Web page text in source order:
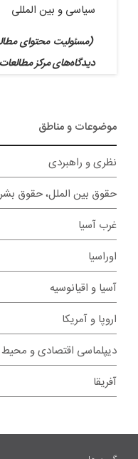
سیاسی و بین المللی
(مسئولیت محتوای
دیدگاه‌های مرکز
موضوعات و مناطق
نظری و راهبردی
حقوق بین الملل، حقوق
غرب آسیا
اوراسیا
آسیا و اقیانوسیه
اروپا و آمریکا
دیپلماسی اقتصادی و
آفریقا